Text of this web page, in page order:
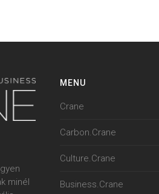
minél
MENU
Crane
Carbon.Crane
Culture.Crane
Business.Crane